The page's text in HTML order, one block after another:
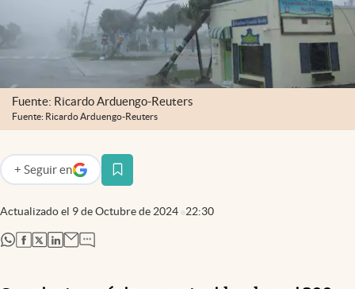
abre en nueva pestaña
Argentina
Fuente: Ricardo Arduengo-Reuters
Fuente: Ricardo Arduengo-Reuters
Actualizado el 9 de Octubre de 2024 22:30
+ Seguir en
abre en nueva pestaña
abre en nueva pestaña
abre en nueva pestaña
abre en nueva pestaña
abre en nueva pestaña